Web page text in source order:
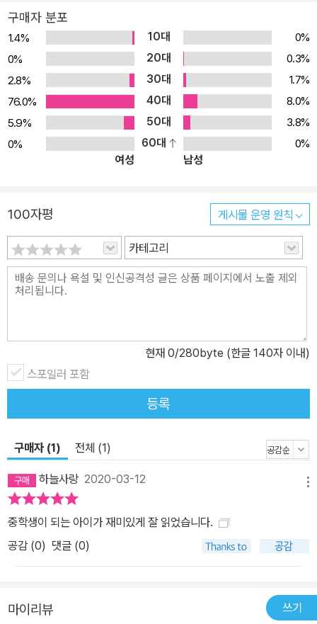
한다. ◎ 수학으로 세계를 구하라! 괴짜 천재 수학 소년 소라와 수학
을 싫어하는 소녀 하루카가 운영하는 고민 상담소, 수학가게. ‘수학으
로 세계를 구하는 것’ 꿈인 소라의 바람대로 고민을 안은 모두를 수학
의 힘으로 구해 왔다. 수학가게의 기적 같은 활약이 가득한 《어서 오
세요! 수학가게입니다》, 《무엇을 도와드릴까요? 수학가게입니다》에
이은 감동의 마지막 편에서는 어떤 이야기가 펼쳐질까? 소라의 부재
로 수학가게 점장 대리로 활약한 하루카는 최근 수학 성적이 부쩍 올
랐다. 곧 다가온 여름, 하루카가 속한 소프트볼 동아리는 은퇴 여부를
결정짓는 마지막 지구 대회에 출전한다. 그런데 그날 경기장에서 마
어쩐지 둘 사이엔 묘한 기류가 흐르고, 그동안 하루카를 속여 왔던 소
구매자 분포
1.4% 10대
0%
0%
20대
0.3%
2.8%
30대
1.7%
76.0%
40대
8.0%
5.9%
50대
3.8%
0%
60대
0%
여성
남성
100자평 게시물 운영 원칙
카테고리
현재 0/280byte (한글 140자 이내)
스포일러 포함
등록
구매자 (1) 전체 (1)
하늘사랑 2020-03-12
중학생이 되는 아이가 재미있게 잘 읽었습니다.
공감 (0) 댓글 (0)
마이리뷰 쓰기